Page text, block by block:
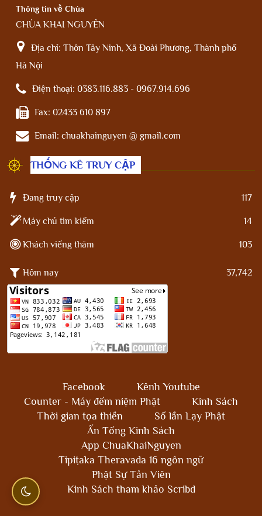
Thông tin về Chùa
CHÙA KHAI NGUYÊN
Địa chỉ: Thôn Tây Ninh, Xã Đoài Phương, Thành phố
Hà Nội
Điện thoại: 0383.116.883 - 0967.914.696
Fax: 02433 610 897
Email: chuakhainguyen @ gmail.com
THỐNG KÊ TRUY CẬP
Đang truy cập 117
Máy chủ tìm kiếm 14
Khách viếng thăm 103
Hôm nay 37,742
Facebook
Kênh Youtube
Counter - Máy đếm niệm Phật
Kinh Sách
Thời gian tọa thiền
Số lần Lạy Phật
Ấn Tống Kinh Sách
App ChuaKhaiNguyen
Tipiṭaka Theravada 16 ngôn ngữ
Phật Sự Tản Viên
Kinh Sách tham khảo Scribd